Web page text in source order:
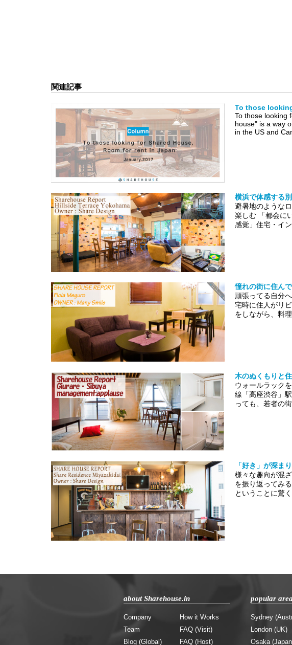
関連記事
To those
To those looking
house" is a way
in the US and
横浜で体感する
避暑地のような
楽しむ 「都会に
感覚」住宅・イ
憧れの街に住ん
頑張ってる自分
宅時に住人がリ
をしながら、料
木のぬくもりと
ウォールラック
線「高座渋谷」
っても、若者の
「好き」が深ま
様々な趣向が混
を振り返ってみ
ということに驚
about Sharehouse.in
Company
Team
Blog (Global)
How it Works
FAQ (Visit)
FAQ (Host)
popular
Sydney
London (UK)
Osaka